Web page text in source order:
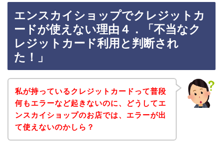
エンスカイショップでクレジットカ
ードが使えない理由４．「不当なク
レジットカード利用と判断され
た！」
私が持っているクレジットカードって普段
何もエラーなど起きないのに、どうしてエ
ンスカイショップのお店では、エラーが出
て使えないのかしら？